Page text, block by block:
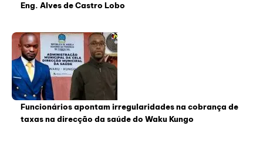
Eng. Alves de Castro Lobo
Funcionários apontam irregularidades na cobrança de
taxas na direcção da saúde do Waku Kungo